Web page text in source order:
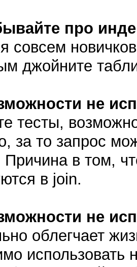
про
совсем
джойните
не
тесты,
за то запрос
в том,
в join.
не
облегчает
использовать